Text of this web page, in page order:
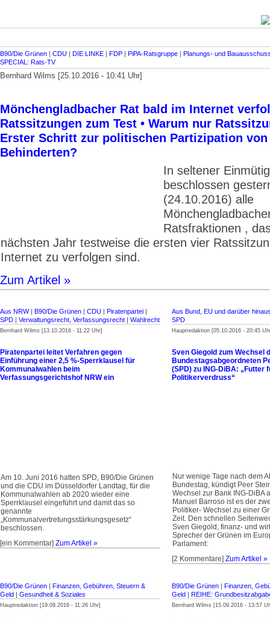
B90/Die Grünen | CDU | DIE LINKE | FDP | PiPA-Ratsgruppe | Planungs- und
SPECIAL: Rats-TV
Bernhard Wilms [25.10.2016 - 10:41 Uhr]
Mönchengladbacher Rat bald im Internet
Ratssitzungen zum Test • Warum nur
Erster Schritt zur politischen Partizipation von
Behinderten?
In seltener
beschlossen
(24.10.2016) alle
Ratsfraktionen ,
nächsten Jahr testweise die ersten vier
Internet zu verfolgen sind.
Zum Artikel »
Aus NRW| B90/Die Grünen | CDU | Piratenpartei |
SPD | Verwaltungsrecht, Verfassungsrecht | Wahlrecht
Bernhard Wilms [13.10.2016 - 11:22 Uhr]
Piratenpartei leitet Verfahren gegen
Einführung einer 2,5 %-Sperrklausel für
Kommunalwahlen beim
Verfassungsgerichtshof NRW ein
Am 10. Juni 2016 hatten SPD, B90/Die Grünen
und die CDU im Düsseldorfer Landtag, für die
Kommunalwahlen ab 2020 wieder eine
Sperrklausel eingeführt und damit das so
genannte
„Kommunalvertretungsstärkungsgesetz“
beschlossen.
[ein Kommentar] Zum Artikel »
Aus Bund, EU und darüber
SPD
Hauptredaktion [05.10.2016 - 20:45
Sven Giegold zum Wechsel
Bundestagsabgeordneten
(SPD) zu ING-DiBA: „Futter
Politikerverdruss“
Nur wenige Tage nach dem
Bundestag, kündigt Peer
Wechsel zur Bank ING-DiBA
Manuel Barroso ist es der
Politiker- Wechsel zu einer
Zeit. Den schnellen
Sven Giegold, finanz- und
Sprecher der Grünen im
Parlament:
[2 Kommentare] Zum Artikel »
B90/Die Grünen | Finanzen, Gebühren, Steuern &
Geld | Gesundheit & Soziales
Hauptredaktion [19.09.2016 - 11:26 Uhr]
B90/Die Grünen | Finanzen,
Geld | REIHE:
Bernhard Wilms [15.09.2016 - 13:57